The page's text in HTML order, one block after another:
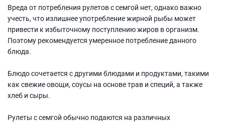
Вреда от потребления рулетов с семгой нет, однако важно
учесть, что излишнее употребление жирной рыбы может
привести к избыточному поступлению жиров в организм.
Поэтому рекомендуется умеренное потребление данного
блюда.
Блюдо сочетается с другими блюдами и продуктами, такими
как свежие овощи, соусы на основе трав и специй, а также
хлеб и сыры.
Рулеты с семгой обычно подаются на различных